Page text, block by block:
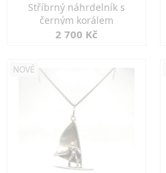
Stříbrný náhrdelník s
černým korálem
2 700 Kč
NOVÉ